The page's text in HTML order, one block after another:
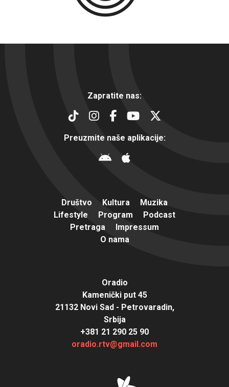
Zapratite nas:
Preuzmite naše aplikacije:
Društvo Kultura
Muzika
Lifestyle
Program
Podcast
Pretraga
Impressum
O nama
Oradio
Kamenički put 45
21132 Novi Sad - Petrovaradin,
Srbija
+381 21 290 25 90
oradio.rtv@gmail.com